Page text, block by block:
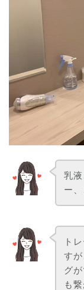
乳
ー
ト
す
グ
も